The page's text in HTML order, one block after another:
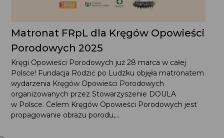
Matronat FRpL dla Kręgów Opowieści
Porodowych 2025
Kręgi Opowieści Porodowych już 28 marca w całej
Polsce! Fundacja Rodzić po Ludzku objęła matronatem
wydarzenia Kręgów Opowieści Porodowych
organizowanych przez Stowarzyszenie DOULA
w Polsce. Celem Kręgów Opowieści Porodowych jest
propagowanie obrazu porodu,...